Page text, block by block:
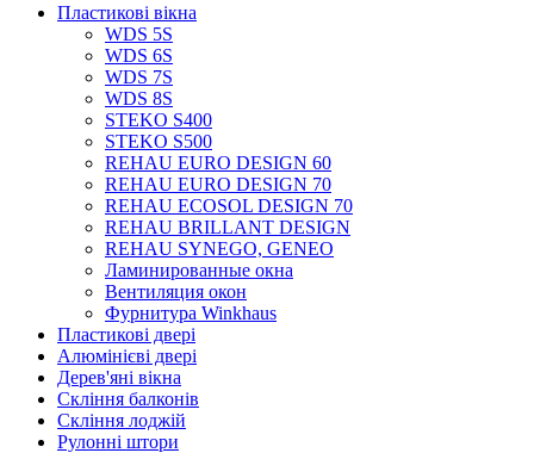
Пластикові вікна
WDS 5S
WDS 6S
WDS 7S
WDS 8S
STEKO S400
STEKO S500
REHAU EURO DESIGN 60
REHAU EURO DESIGN 70
REHAU ECOSOL DESIGN 70
REHAU BRILLANT DESIGN
REHAU SYNEGO, GENEO
Ламинированные окна
Вентиляция окон
Фурнитура Winkhaus
Пластикові двері
Алюмінієві двері
Дерев'яні вікна
Скління балконів
Скління лоджій
Рулонні штори